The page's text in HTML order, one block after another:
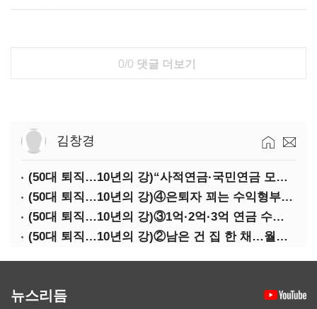
0/0 댓글 더보기
김창경
(50대 퇴직…10년의 강)“사적연금·국민연금 모두 당겨서 수령해야”
(50대 퇴직…10년의 강)④은퇴자 꾀는 수익형부동산·전업투자·편의점 창업
(50대 퇴직…10년의 강)③1억·2억·3억 연금 수령 전략
(50대 퇴직…10년의 강)②남은 건 집 한 채…월세 vs 배당 vs 주택연금
뉴스리듬